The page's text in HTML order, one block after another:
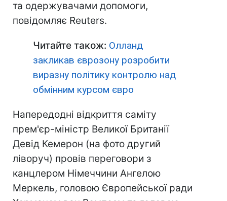
та одержувачами допомоги,
повідомляє Reuters.
Читайте також: Олланд
закликав єврозону розробити
виразну політику контролю над
обмінним курсом євро
Напередодні відкриття саміту
прем'єр-міністр Великої Британії
Девід Кемерон (на фото другий
ліворуч) провів переговори з
канцлером Німеччини Ангелою
Меркель, головою Європейської ради